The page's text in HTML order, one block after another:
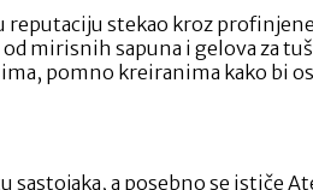
stekao kroz
sapuna i gelova za
pomno kreiranima kako bi
a posebno se ističe